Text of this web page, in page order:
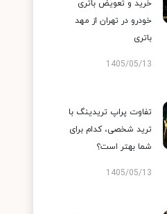
خرید و تعویض باتری
خودرو در تهران از مهد
باتری
1405/05/13
تفاوت پراپ تریدینگ با
ترید شخصی، کدام برای
شما بهتر است؟
1405/05/13